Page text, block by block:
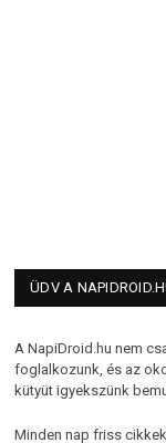
ÜDV A
A NapiDroid.hu nem
foglalkozunk, és az
kütyüt igyekszünk
Minden nap friss